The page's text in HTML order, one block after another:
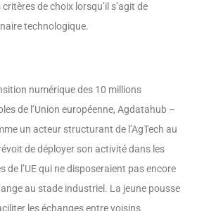
de choix lorsqu’il s’agit de
technologique.
numérique des 10 millions
de l’Union européenne, Agdatahub –
un acteur structurant de l’AgTech au
de déployer son activité dans les
de l’UE qui ne disposeraient pas encore
au stade industriel. La jeune pousse
les échanges entre voisins